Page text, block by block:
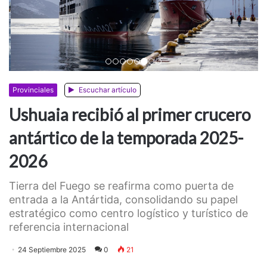
AnteriorSiguiente
Provinciales Escuchar artículo
Ushuaia recibió al primer crucero
antártico de la temporada 2025-
2026
Tierra del Fuego se reafirma como puerta de
entrada a la Antártida, consolidando su papel
estratégico como centro logístico y turístico de
referencia internacional
24 Septiembre 2025 0 21